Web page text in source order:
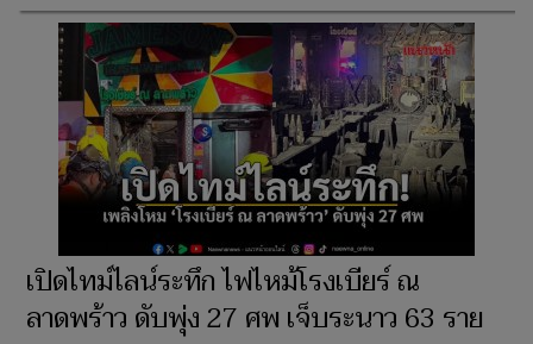
เปิดไทม์ไลน์ระทึก ไฟไหม้โรงเบียร์ ณ
ลาดพร้าว ดับพุ่ง 27 ศพ เจ็บระนาว 63 ราย